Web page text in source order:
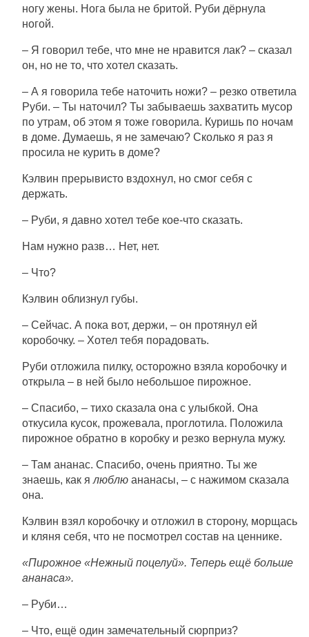
ногу жены. Нога была не бритой. Руби дёрнула
ногой.
– Я говорил тебе, что мне не нравится лак? – сказал
он, но не то, что хотел сказать.
– А я говорила тебе наточить ножи? – резко ответила
Руби. – Ты наточил? Ты забываешь захватить мусор
по утрам, об этом я тоже говорила. Куришь по ночам
в доме. Думаешь, я не замечаю? Сколько я раз я
просила не курить в доме?
Кэлвин прерывисто вздохнул, но смог себя с
держать.
– Руби, я давно хотел тебе кое-что сказать.
Нам нужно разв… Нет, нет.
– Что?
Кэлвин облизнул губы.
– Сейчас. А пока вот, держи, – он протянул ей
коробочку. – Хотел тебя порадовать.
Руби отложила пилку, осторожно взяла коробочку и
открыла – в ней было небольшое пирожное.
– Спасибо, – тихо сказала она с улыбкой. Она
откусила кусок, прожевала, проглотила. Положила
пирожное обратно в коробку и резко вернула мужу.
– Там ананас. Спасибо, очень приятно. Ты же
знаешь, как ялюблю ананасы, – с нажимом сказала
она.
Кэлвин взял коробочку и отложил в сторону, морщась
и кляня себя, что не посмотрел состав на ценнике.
«Пирожное «Нежный поцелуй». Теперь ещё больше
ананаса».
– Руби…
– Что, ещё один замечательный сюрприз?